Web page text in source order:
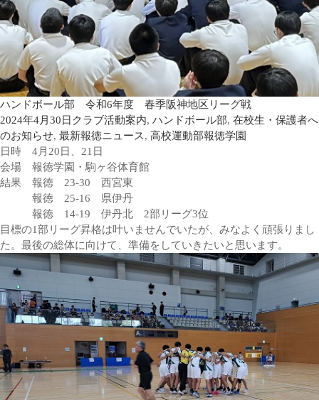
ハンドボール部 令和6年度 春季阪神地区リーグ戦
2024年4月30日 クラブ活動案内, ハンドボール部, 在校生・保護者へ
のお知らせ, 最新報徳ニュース, 高校運動部報徳学園
日時 4月20日、21日
会場 報徳学園・駒ヶ谷体育館
結果 報徳 23-30 西宮東
報徳 25-16 県伊丹
報徳 14-19 伊丹北 2部リーグ3位
目標の1部リーグ昇格は叶いませんでいたが、みなよく頑張りまし
た。最後の総体に向けて、準備をしていきたいと思います。